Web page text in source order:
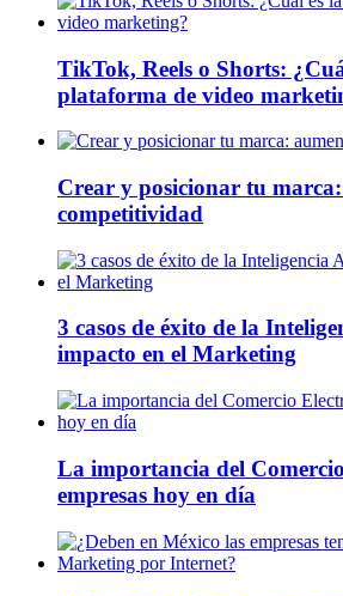
TikTok, Reels o Shorts:
plataforma de video
Crear y posicionar tu
competitividad
3 casos de éxito de la
impacto en el Marketing
La importancia del
empresas hoy en día